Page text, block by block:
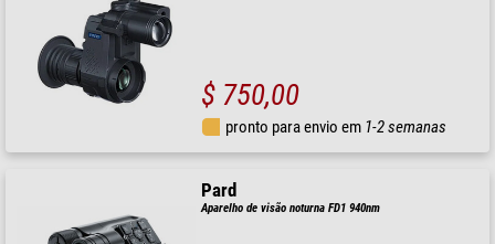
$ 750,00
pronto para envio em 1-2 semanas
Pard
Aparelho de visão noturna FD1 940nm